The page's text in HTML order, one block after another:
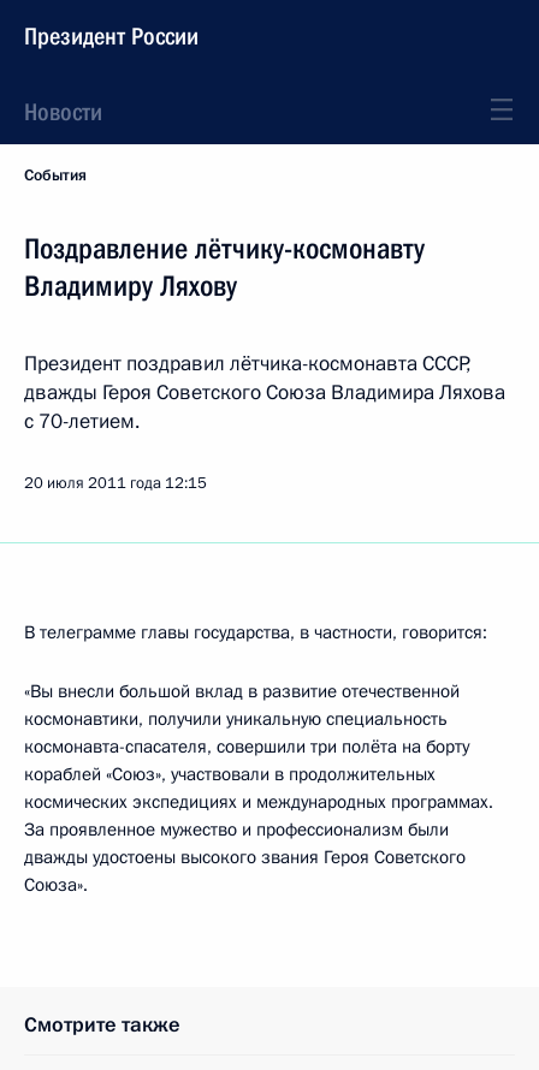
Президент России
Новости
События
Поздравление лётчику-космонавту
Владимиру Ляхову
Президент поздравил лётчика-космонавта СССР,
дважды Героя Советского Союза Владимира Ляхова
с 70-летием.
20 июля 2011 года 12:15
В телеграмме главы государства, в частности, говорится:
«Вы внесли большой вклад в развитие отечественной
космонавтики, получили уникальную специальность
космонавта-спасателя, совершили три полёта на борту
кораблей «Союз», участвовали в продолжительных
космических экспедициях и международных программах.
За проявленное мужество и профессионализм были
дважды удостоены высокого звания Героя Советского
Союза».
Смотрите также